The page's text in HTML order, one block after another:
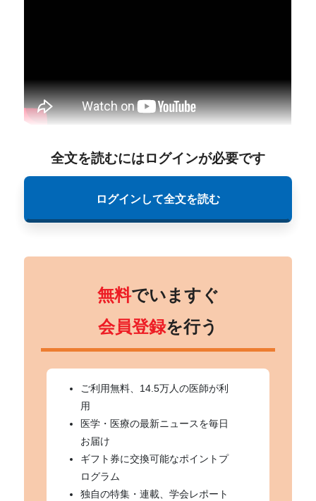
全文を読むにはログインが必要です
ログインして全文を読む
無料でいますぐ
会員登録を行う
ご利用無料、14.5万人の医師が利
用
医学・医療の最新ニュースを毎日
お届け
ギフト券に交換可能なポイントプ
ログラム
独自の特集・連載、学会レポート